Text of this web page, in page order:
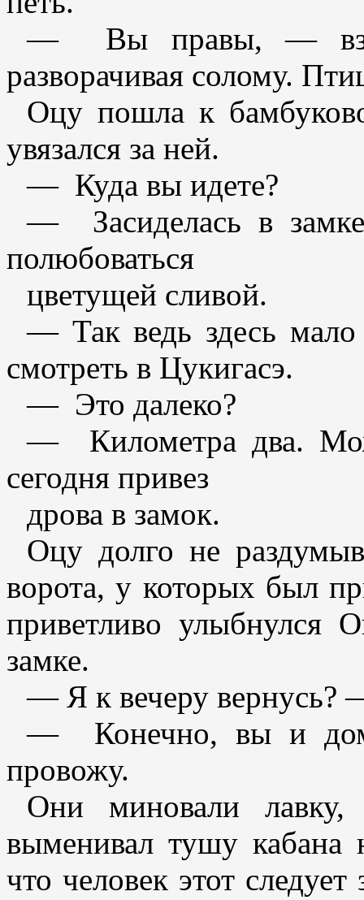
— Вы правы, —
разворачивая солому.
Оцу пошла к
увязался за ней.
— Куда вы идете?
— Засиделась в
полюбоваться
цветущей сливой.
— Так ведь здесь
смотреть в Цукигасэ.
— Это далеко?
— Километра два.
сегодня привез
дрова в замок.
Оцу долго не
ворота, у которых был
приветливо улыбнулся
замке.
— Я к вечеру вернусь?
— Конечно, вы и
провожу.
Они миновали лавку,
выменивал тушу кабана
что человек этот